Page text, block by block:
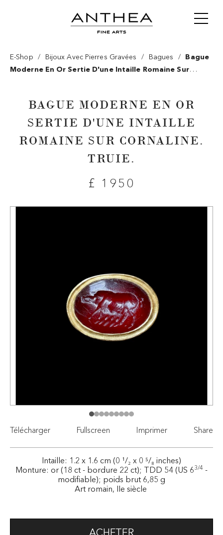
E-Shop / Bijoux Avec Pierres Gravées / Bagues /
Bague
Moderne En Or Sertie D'une Intaille Romaine Sur
BAGUE MODERNE EN OR
SERTIE D'UNE INTAILLE
ROMAINE SUR CORNALINE.
TRUIE.
£ 1950
Télécharger Fullscreen Imprimer Share
Intaille: 1.2 x 1.6 cm (0 ¹/₂ x 0 ⁵/₈ inches)
Monture: or (18 ct - bordure 22 ct); TDD 54 (US 63/4 -
modifiable); poids brut 6,85 g
Art romain, IIe siècle